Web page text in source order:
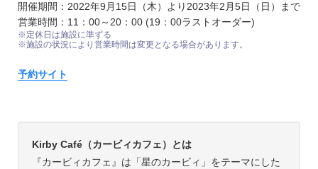
開催期間：2022年9月15日（木）より2023年2月5日（日）まで
営業時間：11：00～20：00 (19：00ラストオーダー)
※定休日は施設に準ずる
※施設の状況により営業時間は変更となる場合があります。
予約サイト
Kirby Café（カービィカフェ）とは
『カービィカフェ』は「星のカービィ」をテーマにした